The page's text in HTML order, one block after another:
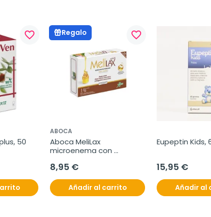
favorite_border
50
Regalo favorite_border
ABOCA
Aboca MeliLax
microenema con
8,95 €
Añadir al carrito
Eupeptin Kids,
15,95 €
Añadir al